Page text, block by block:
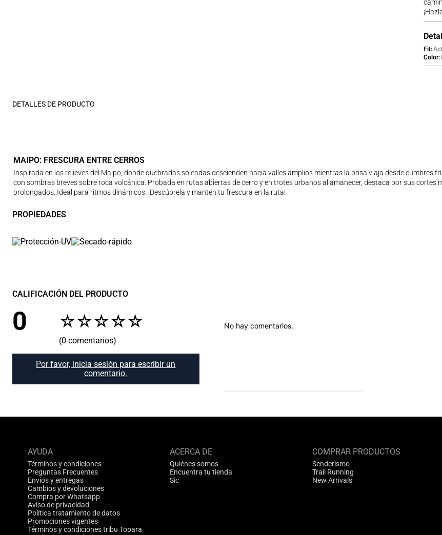
Fit
Color
DETALLES DE PRODUCTO
MAIPO: FRESCURA ENTRE CERROS
Inspirada en los relieves del Maipo, donde quebradas soleadas descienden hacia valles amplios mientras la brisa viaja desde cumbres
con sombras breves sobre roca volcánica. Probada en rutas abiertas de cerro y en trotes urbanos al amanecer, destaca por sus
prolongados. Ideal para ritmos dinámicos. ¡Descúbrela y mantén tu frescura en la ruta!
PROPIEDADES
CALIFICACIÓN DEL PRODUCTO
☆☆☆☆☆
0
(0 comentarios)
Por favor, inicia sesión para escribir un
comentario.
No hay comentarios.
AYUDA
Términos y condiciones
Preguntas Frecuentes
Envíos y entregas
Cambios y devoluciones
Compra por Whatsapp
Aviso de privacidad
Política tratamiento de datos
Promociones vigentes
Términos y condiciones tribu Topara
ACERCA DE
Quiénes somos
Encuentra tu tienda
Sic
COMPRAR PRODUCTOS
Senderismo
Trail Running
New Arrivals